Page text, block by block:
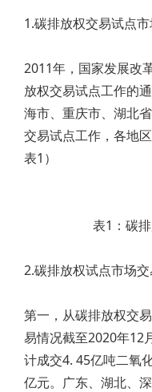
1.碳排放权交易试点
2011年，国家发展改
放权交易试点工作的
海市、重庆市、湖北
交易试点工作，各地
表1）
表1：碳
2.碳排放权试点市场
第一，从碳排放权交
易情况截至2020年12
计成交4. 45亿吨二氧
亿元。广东、湖北、